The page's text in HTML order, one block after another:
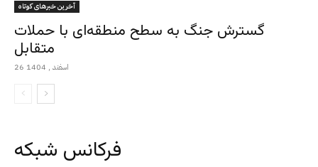
آخرین خبرهای کوتاه
گسترش جنگ به سطح منطقه‌ای با حملات
متقابل
26 اسفند , 1404
فرکانس شبکه